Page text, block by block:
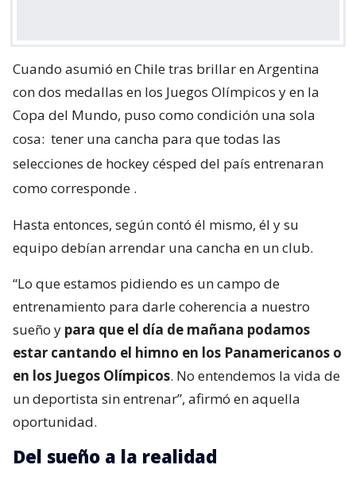
Cuando asumió en Chile tras brillar en Argentina
con dos medallas en los Juegos Olímpicos y en la
Copa del Mundo, puso como condición una sola
cosa: tener una cancha para que todas las
selecciones de hockey césped del país entrenaran
como corresponde .
Hasta entonces, según contó él mismo, él y su
equipo debían arrendar una cancha en un club.
“Lo que estamos pidiendo es un campo de
entrenamiento para darle coherencia a nuestro
sueño y para que el día de mañana podamos
estar cantando el himno en los Panamericanos o
en los Juegos Olímpicos. No entendemos la vida de
un deportista sin entrenar”, afirmó en aquella
oportunidad.
Del sueño a la realidad